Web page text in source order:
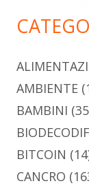
AMBIENTE
BAMBINI
BITCOIN
CANCRO